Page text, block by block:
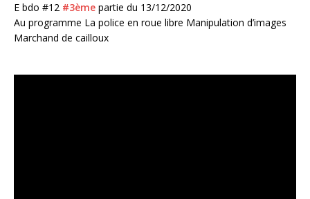
E bdo #12 #3ème partie du 13/12/2020
Au programme La police en roue libre Manipulation d’images
Marchand de cailloux